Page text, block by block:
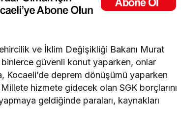
ve İklim Değişikliği Bakanı Murat
binlerce güvenli konut yaparken, onlar
Kocaeli’de deprem dönüşümü yaparken
hizmete gidecek olan SGK borçlarını
geldiğinde paraları, kaynakları